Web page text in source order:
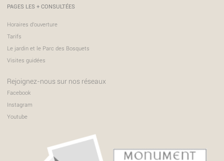
PAGES LES + CONSULTÉES
Horaires d'ouverture
Tarifs
Le jardin et le Parc des Bosquets
Visites guidées
Rejoignez-nous sur nos réseaux
Facebook
Instagram
Youtube